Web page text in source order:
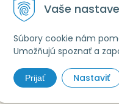
Vaše
Súbory cookie nám
Umožňujú spoznať a
Prijať Nastaviť
La home & decor •